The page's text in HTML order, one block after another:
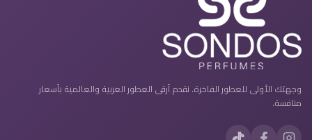
وجهتك الأولى للعطور الفاخرة. نقدم أرقى العطور العربية والعالمية بأسعار
منافسة.